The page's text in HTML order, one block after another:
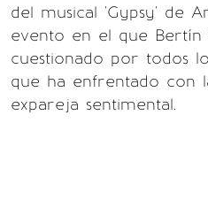
del musical 'Gypsy' de
evento en el que Bertín
cuestionado por todos
que ha enfrentado con
expareja sentimental.